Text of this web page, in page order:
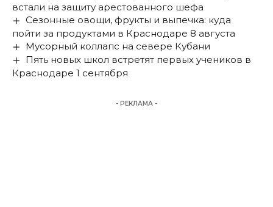
встали на защиту арестованного шефа
Сезонные овощи, фрукты и выпечка: куда
пойти за продуктами в Краснодаре 8 августа
Мусорный коллапс на севере Кубани
Пять новых школ встретят первых учеников в
Краснодаре 1 сентября
- РЕКЛАМА -